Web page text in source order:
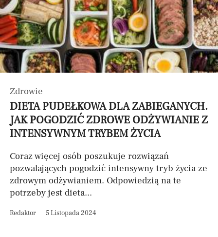
Zdrowie
DIETA PUDEŁKOWA DLA ZABIEGANYCH.
JAK POGODZIĆ ZDROWE ODŻYWIANIE Z
INTENSYWNYM TRYBEM ŻYCIA
Coraz więcej osób poszukuje rozwiązań
pozwalających pogodzić intensywny tryb życia ze
zdrowym odżywianiem. Odpowiedzią na te
potrzeby jest dieta...
Redaktor 5 Listopada 2024